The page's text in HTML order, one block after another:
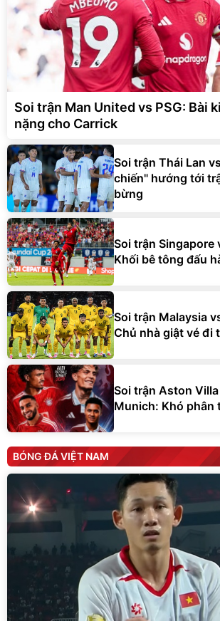
Soi trận Man United vs PSG: Bài
nặng cho Carrick
Soi trận Thái Lan
chiến" hướng tới
bừng
Soi trận Singapore
Khối bê tông đấu
Soi trận Malaysia
Chủ nhà giật vé đi
Soi trận Aston
Munich: Khó phân
BÓNG ĐÁ VIỆT NAM